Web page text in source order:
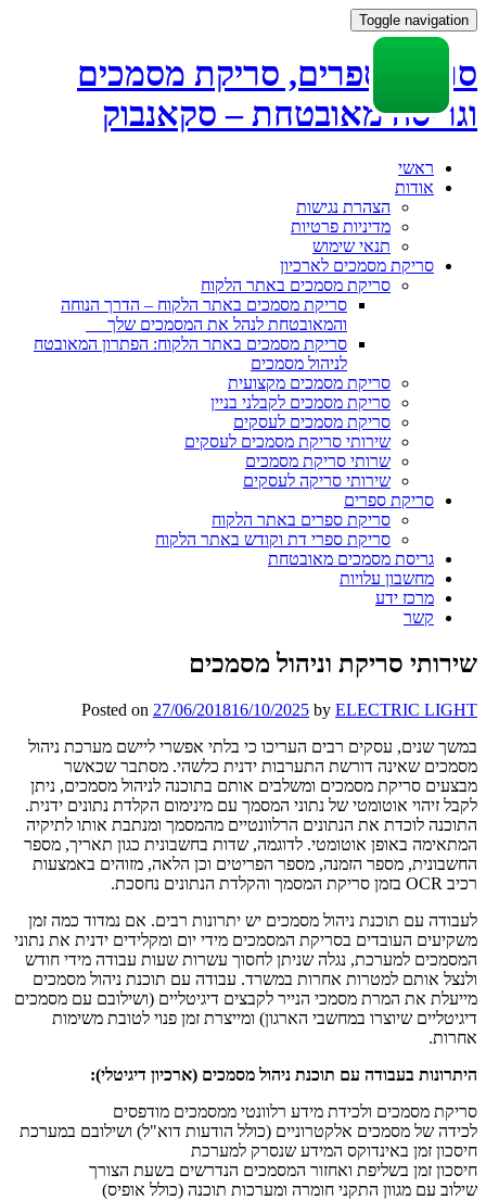
Toggle navigation
סריקת ספרים, סריקת מסמכים
וגריסה מאובטחת – סקאנבוק
Skip
ראשי
אודות
הצהרת נגישות
מדיניות פרטיות
תנאי שימוש
סריקת מסמכים לארכיון
סריקת מסמכים באתר הלקוח
סריקת מסמכים באתר הלקוח – הדרך הנוחה
והמאובטחת לנהל את המסמכים שלך
סריקת מסמכים באתר הלקוח: הפתרון המאובטח
לניהול מסמכים
סריקת מסמכים מקצועית
סריקת מסמכים לקבלני בניין
סריקת מסמכים לעסקים
שירותי סריקת מסמכים לעסקים
שרותי סריקת מסמכים
שירותי סריקה לעסקים
סריקת ספרים
סריקת ספרים באתר הלקוח
סריקת ספרי דת וקודש באתר הלקוח
גריסת מסמכים מאובטחת
מחשבון עלויות
מרכז ידע
קשר
שירותי סריקת וניהול מסמכים
Posted on 27/06/201816/10/2025 by ELECTRIC LIGHT
במשך שנים, עסקים רבים העריכו כי בלתי אפשרי ליישם מערכת ניהול
מסמכים שאינה דורשת התערבות ידנית כלשהי. מסתבר שכאשר
מבצעים סריקת מסמכים ומשלבים אותם בתוכנה לניהול מסמכים, ניתן
לקבל זיהוי אוטומטי של נתוני המסמך עם מינימום הקלדת נתונים ידנית.
התוכנה לוכדת את הנתונים הרלוונטיים מהמסמך ומנתבת אותו לתיקיה
המתאימה באופן אוטומטי. לדוגמה, שדות בחשבונית כגון תאריך, מספר
החשבונית, מספר הזמנה, מספר הפריטים וכן הלאה, מזוהים באמצעות
רכיב OCR בזמן סריקת המסמך והקלדת הנתונים נחסכת.
לעבודה עם תוכנת ניהול מסמכים יש יתרונות רבים. אם נמדוד כמה זמן
משקיעים העובדים בסריקת המסמכים מידי יום ומקלידים ידנית את נתוני
המסמכים למערכת, נגלה שניתן לחסוך עשרות שעות עבודה מידי חודש
ולנצל אותם למטרות אחרות במשרד. עבודה עם תוכנת ניהול מסמכים
מייעלת את המרת מסמכי הנייר לקבצים דיגיטליים (ושילובם עם מסמכים
דיגיטליים שיוצרו במחשבי הארגון) ומייצרת זמן פנוי לטובת משימות
אחרות.
היתרונות בעבודה עם תוכנת ניהול מסמכים (ארכיון דיגיטלי):
סריקת מסמכים ולכידת מידע רלוונטי ממסמכים מודפסים
לכידה של מסמכים אלקטרוניים (כולל הודעות דוא"ל) ושילובם במערכת
חיסכון זמן באינדוקס המידע שנסרק למערכת
חיסכון זמן בשליפת ואחזור המסמכים הנדרשים בשעת הצורך
שילוב עם מגוון התקני חומרה ומערכות תוכנה (כולל אופיס)